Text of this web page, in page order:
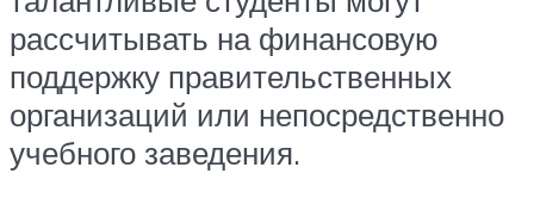
рассчитывать на финансовую
поддержку правительственных
организаций или непосредственно
учебного заведения.